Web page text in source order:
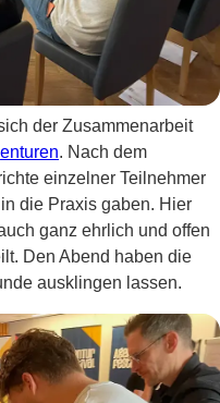
der Zusammenarbeit
. Nach dem
einzelner Teilnehmer
die Praxis gaben. Hier
ganz ehrlich und offen
Den Abend haben die
ausklingen lassen.